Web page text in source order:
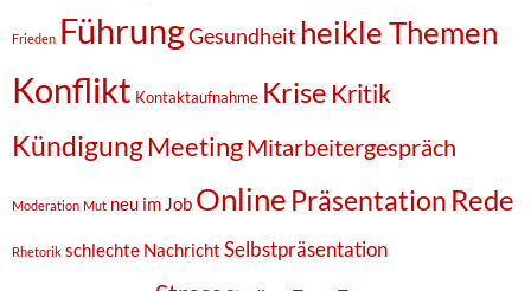
Frieden FührungGesundheit heikle Themen
Konflikt Kontaktaufnahme Krise Kritik
KündigungMeetingMitarbeitergespräch
Moderation Mut neu im Job Online Präsentation Rede
Rhetorik schlechte Nachricht Selbstpräsentation